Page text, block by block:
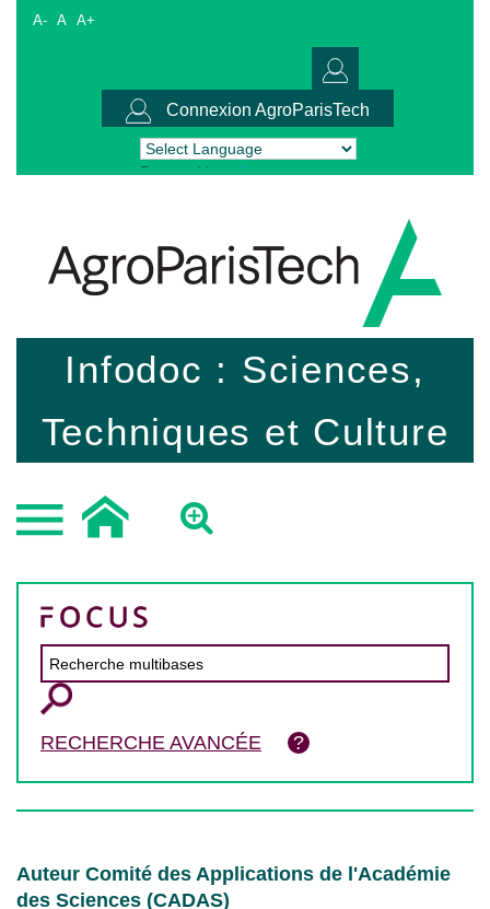
A- A A+
Connexion AgroParisTech
Powered by Translate
Infodoc : Sciences,
Techniques et Culture
RECHERCHE AVANCÉE
Auteur Comité des Applications de l'Académie
des Sciences (CADAS)